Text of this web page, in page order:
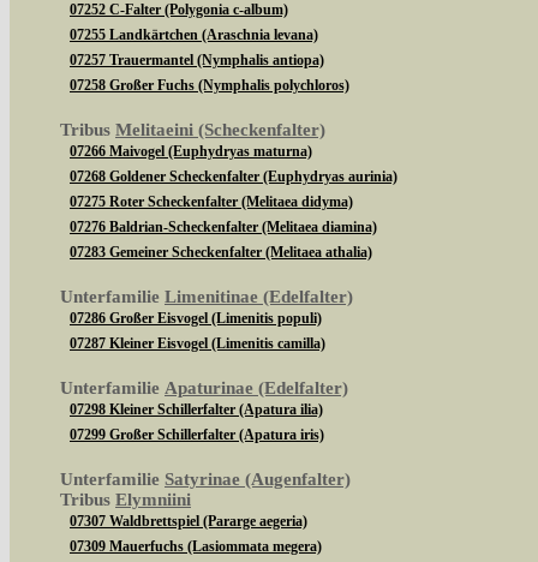
07252 C-Falter (Polygonia c-album)
07255 Landkärtchen (Araschnia levana)
07257 Trauermantel (Nymphalis antiopa)
07258 Großer Fuchs (Nymphalis polychloros)
Tribus Melitaeini (Scheckenfalter)
07266 Maivogel (Euphydryas maturna)
07268 Goldener Scheckenfalter (Euphydryas aurinia)
07275 Roter Scheckenfalter (Melitaea didyma)
07276 Baldrian-Scheckenfalter (Melitaea diamina)
07283 Gemeiner Scheckenfalter (Melitaea athalia)
Unterfamilie Limenitinae (Edelfalter)
07286 Großer Eisvogel (Limenitis populi)
07287 Kleiner Eisvogel (Limenitis camilla)
Unterfamilie Apaturinae (Edelfalter)
07298 Kleiner Schillerfalter (Apatura ilia)
07299 Großer Schillerfalter (Apatura iris)
Unterfamilie Satyrinae (Augenfalter)
Tribus Elymniini
07307 Waldbrettspiel (Pararge aegeria)
07309 Mauerfuchs (Lasiommata megera)